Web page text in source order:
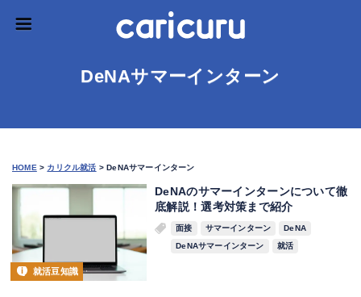
DeNAサマーインターン
HOME > カリクル就活 >DeNAサマーインターン
就活豆知識
DeNAのサマーインターンについて徹
底解説！選考対策まで紹介
面接 サマーインターン
DeNA
DeNAサマーインターン
就活